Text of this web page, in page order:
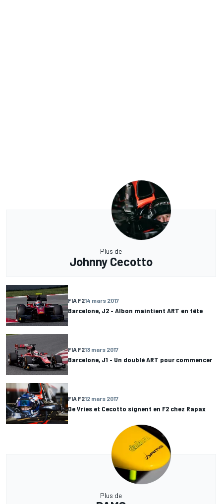
Plus de
Johnny Cecotto
FIA F214 mars 2017
Barcelone, J2 - Albon maintient ART en tête
FIA F213 mars 2017
Barcelone, J1 - Un doublé ART pour commencer
FIA F212 mars 2017
De Vries et Cecotto signent en F2 chez Rapax
Plus de